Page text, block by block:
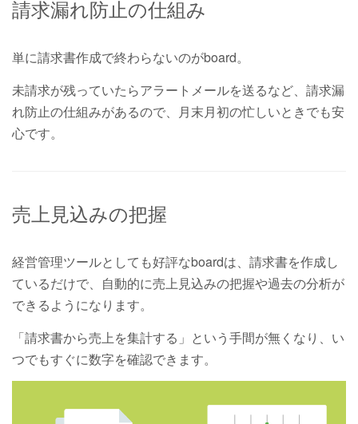
請求漏れ防止の仕組み
単に請求書作成で終わらないのがboard。
未請求が残っていたらアラートメールを送るなど、請求漏
れ防止の仕組みがあるので、月末月初の忙しいときでも安
心です。
売上見込みの把握
経営管理ツールとしても好評なboardは、請求書を作成し
ているだけで、自動的に売上見込みの把握や過去の分析が
できるようになります。
「請求書から売上を集計する」という手間が無くなり、い
つでもすぐに数字を確認できます。